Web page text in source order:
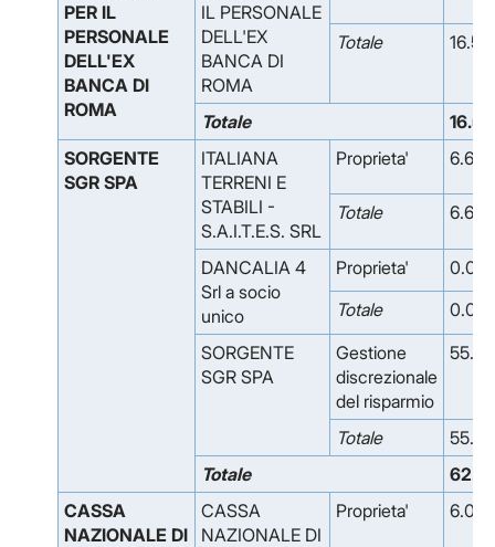
PER IL
PERSONALE
DELL'EX
BANCA DI
ROMA
IL PERSONALE
DELL'EX
BANCA DI
ROMA
Totale
Totale
SORGENTE
SGR SPA
ITALIANA
TERRENI E
STABILI -
S.A.I.T.E.S. SRL
Proprieta' 6.638
Totale 6.638
DANCALIA 4
Srl a socio
unico
Proprieta'
Totale
SORGENTE
SGR SPA
Gestione
discrezionale
del risparmio
Totale
Totale
CASSA
NAZIONALE DI
CASSA
NAZIONALE DI
Proprieta' 6.075